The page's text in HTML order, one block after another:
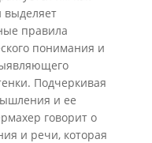
выделяет
правила
понимания и
Подчеркивая
и ее
говорит о
и речи, которая